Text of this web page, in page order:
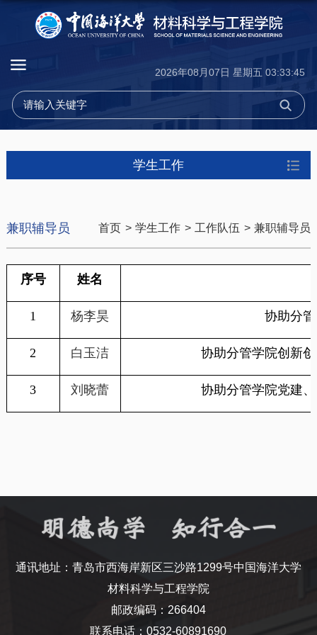
2026年08月07日 星期五 03:33:45
学生工作
首页 > 学生工作 > 工作队伍 > 兼职辅导员
兼职辅导员
序号 姓名
1 杨李昊 协助分
2 白玉洁 协助分管学院创新
3 刘晓蕾 协助分管学院党建
通讯地址：青岛市西海岸新区三沙路1299号中国海洋大学
材料科学与工程学院
邮政编码：266404
联系电话：0532-60891690